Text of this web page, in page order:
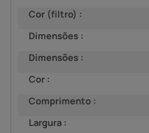
Cor (filtro) :
Dimensões :
Dimensões :
Cor :
Comprimento :
Largura :